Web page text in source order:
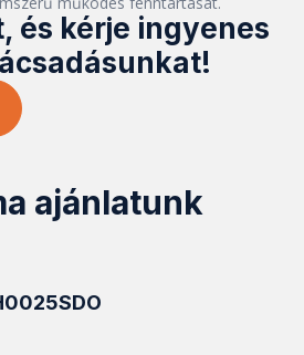
és kérje ingyenes
ajánlatunk